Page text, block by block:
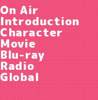
On Air
Introduction
Character
Movie
Blu-ray
Radio
Global